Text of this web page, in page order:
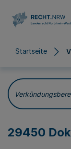
Startseite
29450